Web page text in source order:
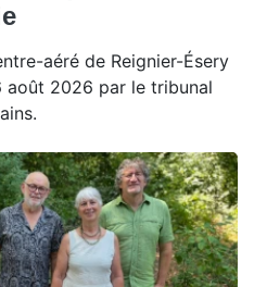
aéré de Reignier-Ésery
août 2026 par le tribunal